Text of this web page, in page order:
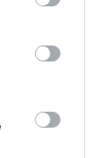
α...